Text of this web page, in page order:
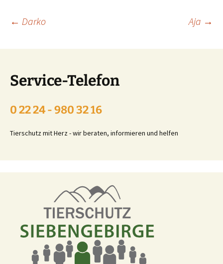
Beitragsnavigation
← Darko Aja →
Service-Telefon
0 22 24 - 980 32 16
Tierschutz mit Herz - wir beraten, informieren und helfen